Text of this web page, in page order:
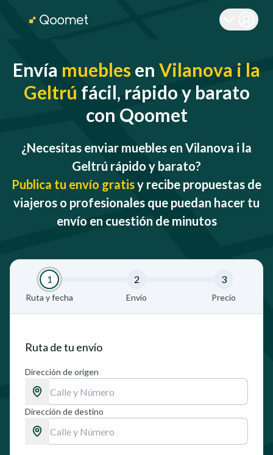
Envía muebles en Vilanova i la
Geltrú fácil, rápido y barato
con Qoomet
¿Necesitas enviar muebles en Vilanova i la
Geltrú rápido y barato?
Publica tu envío gratisy recibe propuestas de
viajeros o profesionales que puedan hacer tu
envío en cuestión de minutos
1
Ruta y fecha
2
Envío
3
Precio
Ruta de tu envío
Dirección de origen
Dirección de destino